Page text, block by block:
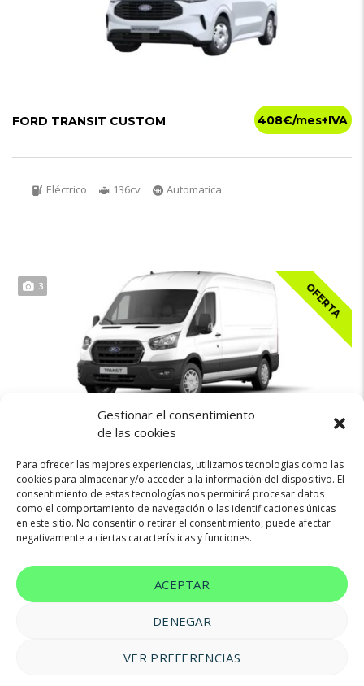
Gestionar el consentimiento
de las cookies
Para ofrecer las mejores experiencias, utilizamos tecnologías como las
cookies para almacenar y/o acceder a la información del dispositivo. El
consentimiento de estas tecnologías nos permitirá procesar datos
como el comportamiento de navegación o las identificaciones únicas
en este sitio. No consentir o retirar el consentimiento, puede afectar
negativamente a ciertas características y funciones.
ACEPTAR
DENEGAR
VER PREFERENCIAS
408€
FORD TRANSIT CUSTOM
Eléctrico 136cv Automatica
OFERTA
3
FORD TRANSIT
Diésel 130cv Manual